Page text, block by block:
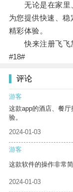
无论是在家里、
为您提供快速、
精彩体验。
快来注册飞飞加
#18#
评论
游客
这款app的酒店、餐
验。
2024-01-03
游客
这款软件的操作非常
2024-01-03